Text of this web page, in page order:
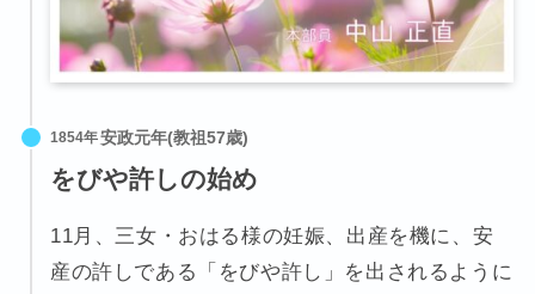
1854年
をびや許しの始め
11月、三女・おはる様の妊娠、出産を機に、安
産の許しである「をびや許し」を出されるように